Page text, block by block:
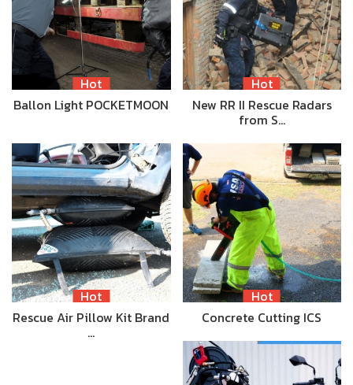
Hot
Ballon Light POCKETMOON
Hot
New RR II Rescue Radars
from S…
Hot
Rescue Air Pillow Kit Brand
…
Hot
Concrete Cutting ICS